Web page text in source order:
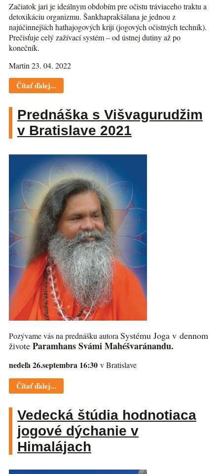
Začiatok jari je ideálnym obdobím pre očistu tráviaceho traktu a
detoxikáciu organizmu. Šankhaprakšálana je jednou z
najúčinnejších hathajogových krijí (jogových očistných techník).
Prečisťuje celý zažívací systém – od ústnej dutiny až po
konečník.
Martin 23. 04. 2022
Čítať ďalej...
Prednáška s Višvagurudžim
v Bratislave 2021
Pozývame vás na prednášku autora Systému Joga v dennom
živote Paramhans Svámi Mahéšvaránandu.
nedeľa 26.septembra 16:30 v Bratislave
Čítať ďalej...
Vedecká štúdia hodnotiaca
jogové dýchanie v
Himalájach